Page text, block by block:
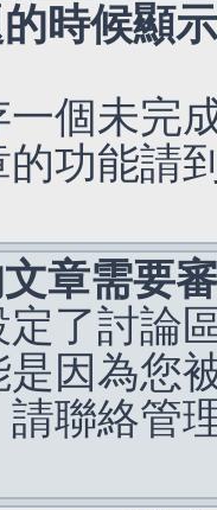
時候顯
個未完
功能請
章需要
了討論
因為您
聯絡管